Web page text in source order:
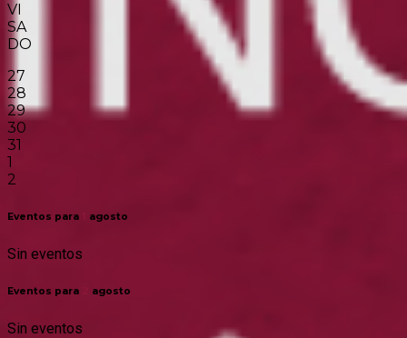
VI
SA
DO
27
28
29
30
31
1
2
Eventos para agosto
Sin eventos
Eventos para agosto
Sin eventos